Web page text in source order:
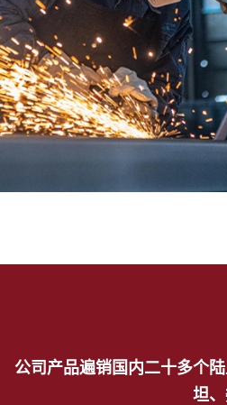
公司产品遍销国内二十多个
坦